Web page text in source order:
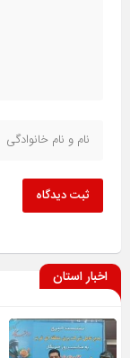
ثبت دیدگاه
اخبار استان